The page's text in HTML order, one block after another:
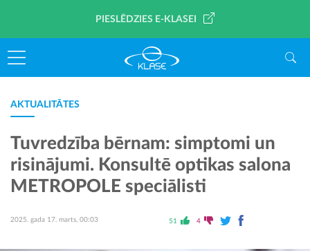
PIESLĒDZIES E-KLASEI
AKTUALITĀTES
Tuvredzība bērnam: simptomi un
risinājumi. Konsultē optikas salona
METROPOLE speciālisti
2025. gada 17. marts, 00:03 51 4